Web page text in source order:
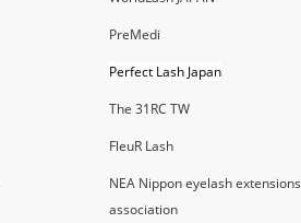
PreMedi
Perfect Lash Japan
The 31RC TW
FleuR Lash
NEA Nippon eyelash extensions
association